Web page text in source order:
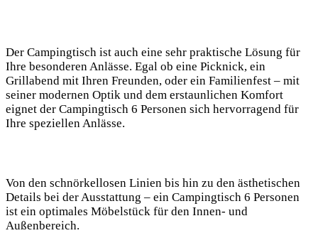
Der Campingtisch ist auch eine sehr praktische Lösung für
Ihre besonderen Anlässe. Egal ob eine Picknick, ein
Grillabend mit Ihren Freunden, oder ein Familienfest – mit
seiner modernen Optik und dem erstaunlichen Komfort
eignet der Campingtisch 6 Personen sich hervorragend für
Ihre speziellen Anlässe.
Von den schnörkellosen Linien bis hin zu den ästhetischen
Details bei der Ausstattung – ein Campingtisch 6 Personen
ist ein optimales Möbelstück für den Innen- und
Außenbereich.